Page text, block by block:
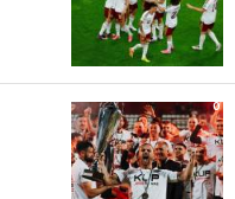
0